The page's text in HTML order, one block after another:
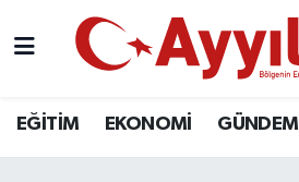
EĞİTİM EKONOMİ GÜNDEM